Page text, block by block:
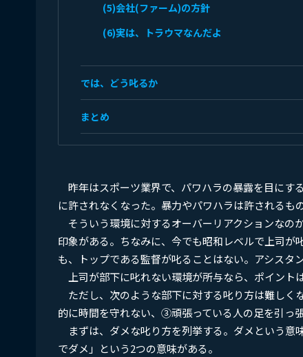
(5)会社(ファーム)の方針
(6)実は、トラウマなんだよ
では、どう叱るか
まとめ
昨年はスポーツ業界で、パワハラの暴露を目にす
に許されなくなった。暴力やパワハラは許されるも
そういう環境に対するオーバーリアクションなの
印象がある。ちなみに、今でも昭和レベルで上司
も、トップである監督が叱ることはない。アシスタ
上司が部下に叱れない環境が所与なら、ポイント
ただし、次のような部下に対する叱り方は難し
的に時間を守れない、③頑張っている人の足を引っ張
まずは、ダメな叱り方を列挙する。ダメという意
でダメ」という2つの意味がある。